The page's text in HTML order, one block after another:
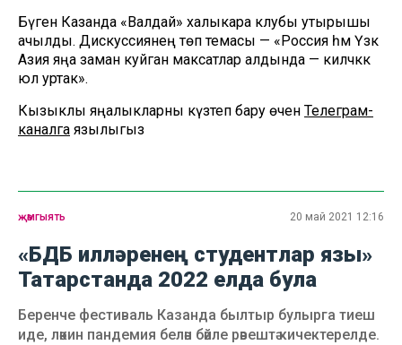
Бүген Казанда «Валдай» халыкара клубы утырышы
ачылды. Дискуссиянең төп темасы — «Россия һәм Үзәк
Азия яңа заман куйган максатлар алдында — киләчәккә
юл уртак».
Кызыклы яңалыкларны күзәтеп бару өчен Телеграм-
каналга язылыгыз
җәмгыять 20 май 2021 12:16
«БДБ илләренең студентлар язы»
Татарстанда 2022 елда була
Беренче фестиваль Казанда былтыр булырга тиеш
иде, ләкин пандемия белән бәйле рәвештә кичектерелде.